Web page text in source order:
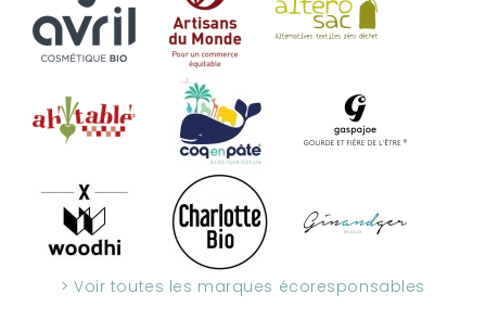
> Voir toutes les marques écoresponsables